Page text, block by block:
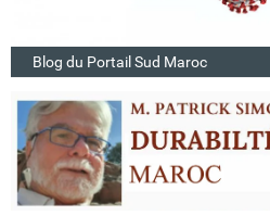
Blog du Portail Sud Maroc